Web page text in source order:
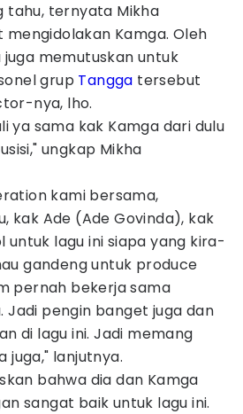
tahu, ternyata Mikha
Kamga. Oleh
juga memutuskan untuk
grup Tangga tersebut
nya, lho.
ya sama kak Kamga dari dulu
ungkap Mikha
kami bersama,
kak Ade (Ade Govinda), kak
untuk lagu ini siapa yang kira-
gandeng untuk produce
pernah bekerja sama
Jadi pengin banget juga dan
di lagu ini. Jadi memang
juga," lanjutnya.
bahwa dia dan Kamga
sangat baik untuk lagu ini.